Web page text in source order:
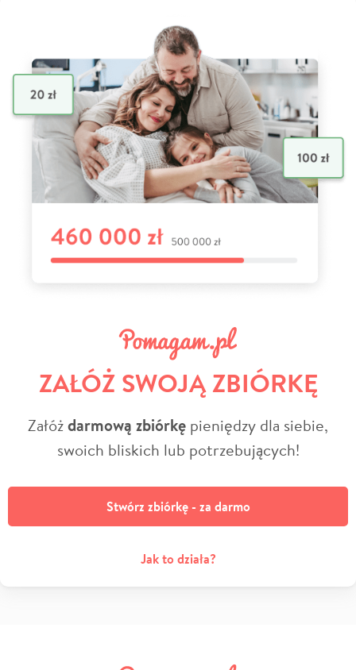
ZAŁÓŻ SWOJĄ ZBIÓRKĘ
Załóżdarmową zbiórkę pieniędzy dla siebie,
swoich bliskich lub potrzebujących!
Stwórz zbiórkę - za darmo
Jak to działa?